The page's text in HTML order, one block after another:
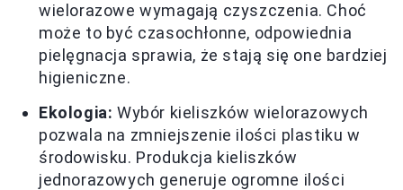
wielorazowe wymagają czyszczenia. Choć
może to być czasochłonne, odpowiednia
pielęgnacja sprawia, że stają się one bardziej
higieniczne.
Ekologia: Wybór kieliszków wielorazowych
pozwala na zmniejszenie ilości plastiku w
środowisku. Produkcja kieliszków
jednorazowych generuje ogromne ilości